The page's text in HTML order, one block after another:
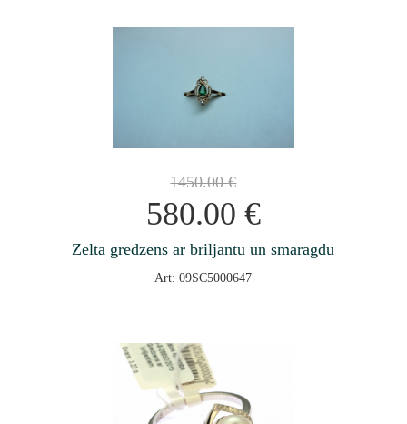
1450.00€
580.00 €
Zelta gredzens ar briljantu un smaragdu
Art: 09SC5000647